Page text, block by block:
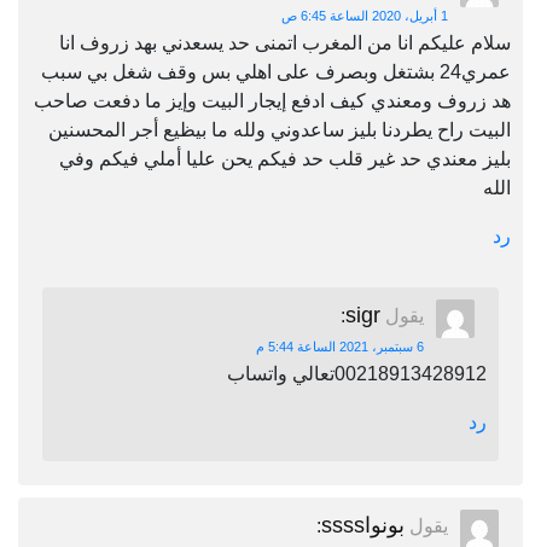
1 أبريل، 2020 الساعة 6:45 ص
سلام عليكم انا من المغرب اتمنى حد يسعدني بهد زروف انا
عمري24 بشتغل وبصرف على اهلي بس وقف شغل بي سبب
هد زروف ومعندي كيف ادفع إيجار البيت وإيز ما دفعت صاحب
البيت راح يطردنا بليز ساعدوني ولله ما بيظيع أجر المحسنين
بليز معندي حد غير قلب حد فيكم يحن عليا أملي فيكم وفي
الله
رد
يقول sigr
:
6 سبتمبر، 2021 الساعة 5:44 م
00218913428912تعالي واتساب
رد
يقول بونواssss :